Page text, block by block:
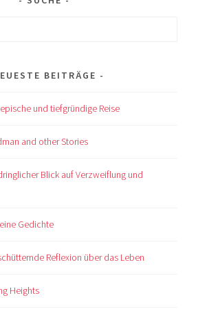
BEITRÄGE
und tiefgründige Reise
and other Stories
Blick auf Verzweiflung und
Gedichte
Reflexion über das Leben
Heights